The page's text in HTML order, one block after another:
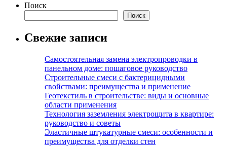
Поиск
Поиск
Свежие записи
Самостоятельная замена электропроводки в
панельном доме: пошаговое руководство
Строительные смеси с бактерицидными
свойствами: преимущества и применение
Геотекстиль в строительстве: виды и основные
области применения
Технология заземления электрощита в квартире:
руководство и советы
Эластичные штукатурные смеси: особенности и
преимущества для отделки стен